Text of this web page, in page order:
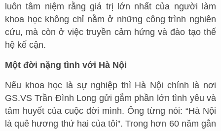
luôn tâm niệm rằng giá trị lớn nhất của người làm
khoa học không chỉ nằm ở những công trình nghiên
cứu, mà còn ở việc truyền cảm hứng và đào tạo thế
hệ kế cận.
Một đời nặng tình với Hà Nội
Nếu khoa học là sự nghiệp thì Hà Nội chính là nơi
GS.VS Trần Đình Long gửi gắm phần lớn tình yêu và
tâm huyết của cuộc đời mình. Ông từng nói: “Hà Nội
là quê hương thứ hai của tôi”. Trong hơn 60 năm gắn